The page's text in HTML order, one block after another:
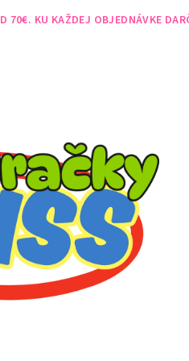
70€. KU KAŽDEJ OBJEDNÁVKE